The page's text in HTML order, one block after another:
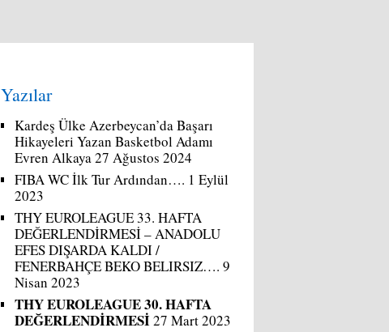
Yazılar
Kardeş Ülke Azerbeycan’da Başarı
Hikayeleri Yazan Basketbol Adamı
Evren Alkaya27 Ağustos 2024
FIBA WC İlk Tur Ardından…. 1 Eylül
2023
THY EUROLEAGUE 33. HAFTA
DEĞERLENDİRMESİ – ANADOLU
EFES DIŞARDA KALDI /
FENERBAHÇE BEKO BELIRSIZ…. 9
Nisan 2023
THY EUROLEAGUE 30. HAFTA
DEĞERLENDİRMESİ27 Mart 2023